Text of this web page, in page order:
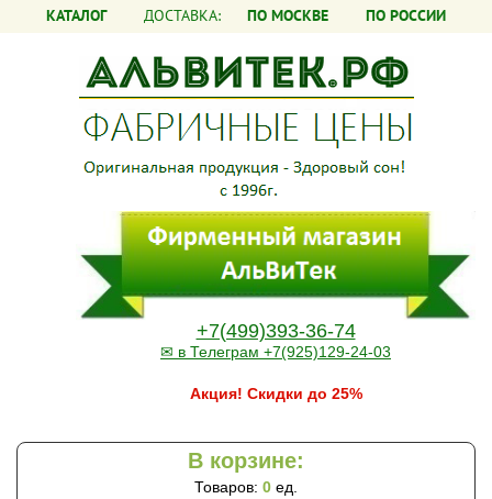
КАТАЛОГ ДОСТАВКА: ПО МОСКВЕ ПО РОССИИ
+7(499)393-36-74
✉ в Телеграм +7(925)129-24-03
Акция! Скидки до 25%
В корзине:
Товаров: 0 ед.